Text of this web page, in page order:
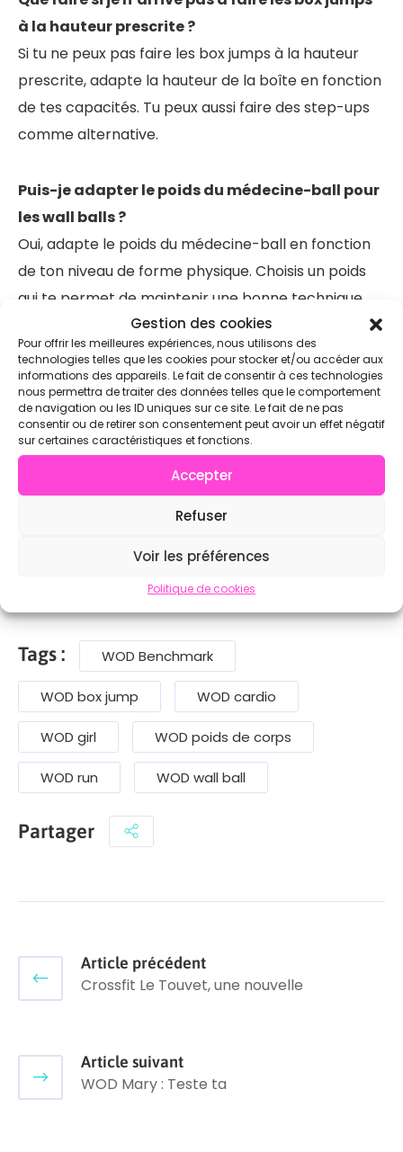
Gestion des cookies
Pour offrir les meilleures expériences, nous utilisons des
technologies telles que les cookies pour stocker et/ou accéder aux
informations des appareils. Le fait de consentir à ces technologies
nous permettra de traiter des données telles que le comportement
de navigation ou les ID uniques sur ce site. Le fait de ne pas
consentir ou de retirer son consentement peut avoir un effet négatif
sur certaines caractéristiques et fonctions.
Accepter
Refuser
Voir les préférences
Politique de cookies
à la hauteur prescrite ?
Si tu ne peux pas faire les box jumps à la hauteur
prescrite, adapte la hauteur de la boîte en fonction
de tes capacités. Tu peux aussi faire des step-ups
comme alternative.
Puis-je adapter le poids du médecine-ball pour
les wall balls ?
Oui, adapte le poids du médecine-ball en fonction
de ton niveau de forme physique. Choisis un poids
qui te permet de maintenir une bonne technique
tout au long du WOD.
Comment puis-je améliorer ma performance
sur Kelly ?
Pour améliorer ta performance sur Kelly, travaille
sur ton endurance cardiovasculaire avec des
séances de course à pied, et améliore ta force et ta
technique sur les box jumps et les wall balls avec
Tags : WOD Benchmark
WOD box jump WOD cardio
WOD girl WOD poids de corps
WOD run WOD wall ball
Partager
Article précédent
Crossfit Le Touvet, une nouvelle
Article suivant
WOD Mary : Teste ta